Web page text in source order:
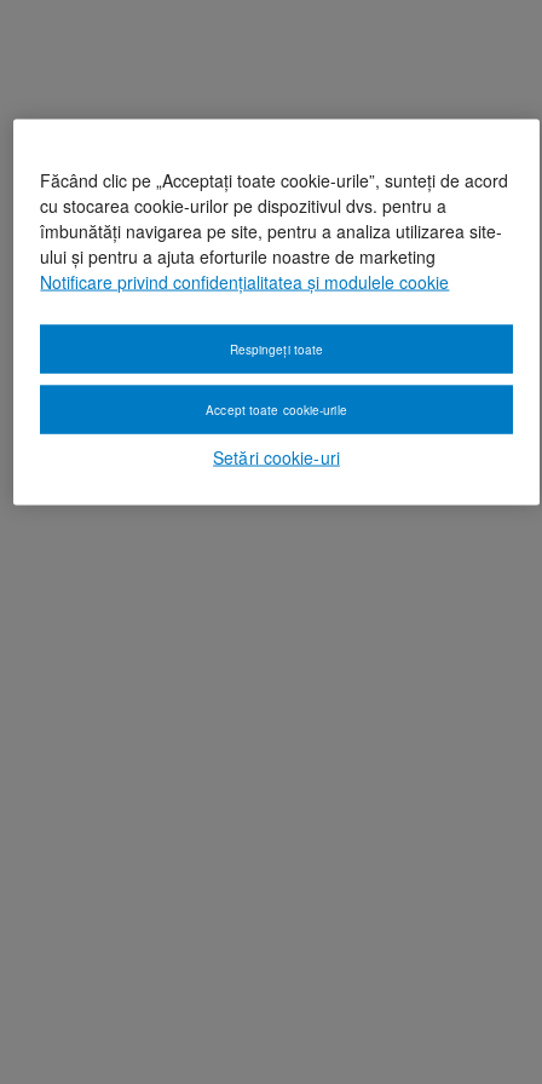
Făcând clic pe „Acceptați toate cookie-urile”, sunteți de acord
cu stocarea cookie-urilor pe dispozitivul dvs. pentru a
îmbunătăți navigarea pe site, pentru a analiza utilizarea site-
ului și pentru a ajuta eforturile noastre de marketing
Notificare privind confidențialitatea și modulele cookie
Setări cookie-uri
Respingeți toate
Accept toate cookie-urile